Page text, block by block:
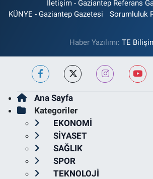
İletişim - Gaziantep Referans
KÜNYE - Gaziantep Gazetesi
Sorumluluk
Haber Yazılımı: TE
Ana Sayfa
Kategoriler
EKONOMİ
SİYASET
SAĞLIK
SPOR
TEKNOLOJİ